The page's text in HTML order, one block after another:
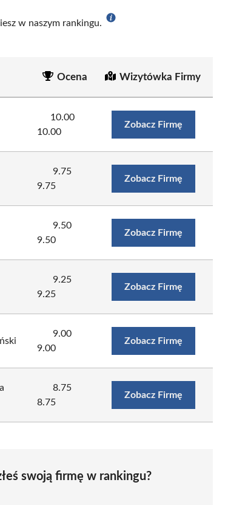
w naszym rankingu.
Ocena Wizytówka Firmy
10.00
10.00
Zobacz Firmę
9.75
9.75
Zobacz Firmę
9.50
9.50
Zobacz Firmę
9.25
9.25
Zobacz Firmę
9.00
9.00
Zobacz Firmę
8.75
8.75
Zobacz Firmę
swoją firmę w rankingu?